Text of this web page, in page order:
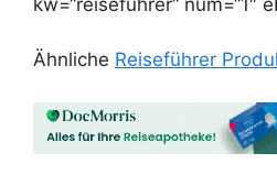
Ähnliche Reiseführer